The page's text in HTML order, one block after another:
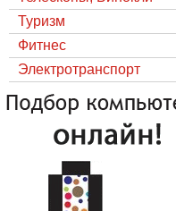
Туризм
Фитнес
Электротранспорт